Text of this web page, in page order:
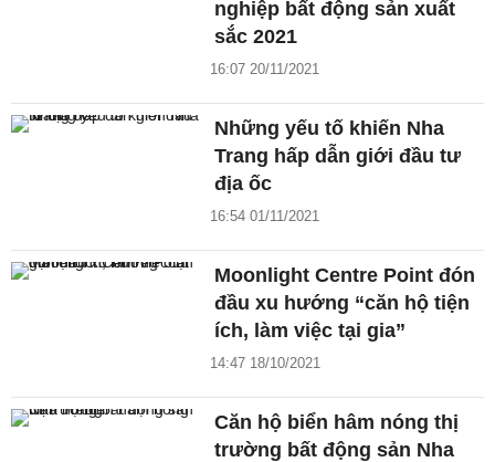
nghiệp bất động sản xuất
sắc 2021
16:07 20/11/2021
Những yếu tố khiến Nha
Trang hấp dẫn giới đầu tư
địa ốc
16:54 01/11/2021
Moonlight Centre Point đón
đầu xu hướng “căn hộ tiện
ích, làm việc tại gia”
14:47 18/10/2021
Căn hộ biển hâm nóng thị
trường bất động sản Nha